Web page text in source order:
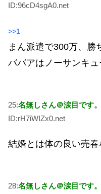
ID:96cD4sgA0.net
>>1
まん派遣で300万、勝
ババアはノーサンキ
25:名無しさん＠涙目です。
ID:rH7iWIZx0.net
結婚とは体の良い売春
28:名無しさん＠涙目です。